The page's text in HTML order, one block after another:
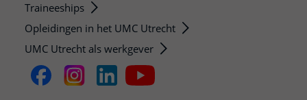
Traineeships
Opleidingen in het UMC Utrecht
UMC Utrecht als werkgever